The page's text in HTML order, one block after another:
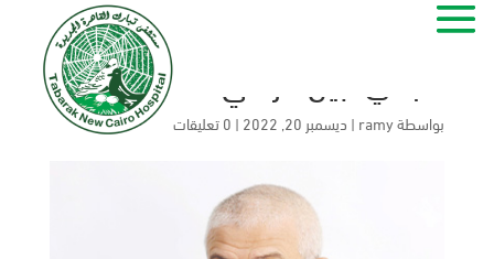
مجدي نبيل مرسي
بواسطةramy
| ديسمبر 20, 2022 | 0 تعليقات